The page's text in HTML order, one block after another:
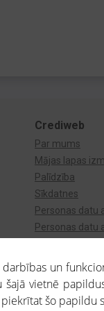
Crediweb
Par mums
Mājas lapas
Palīdzība
Sīkdatnes
Personas datu
Personas datu
un
vietnē
piekrītat šo papildu